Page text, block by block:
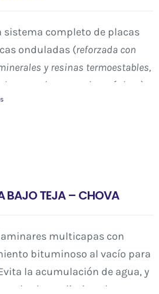
sistema completo de placas
onduladas (reforzada con
y resinas termoestables,
con pigmentos inorgánicos )
una apariencia estética
BAJO TEJA – CHOVA
multicapas con
bituminoso al vacío para
la acumulación de agua, y
resultado se elimina el